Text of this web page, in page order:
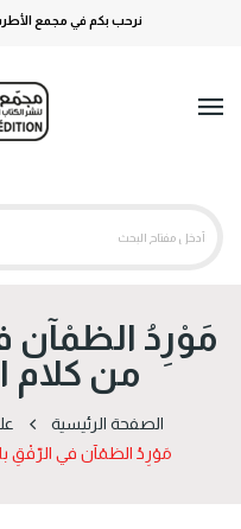
نرحب بكم في مجمع
مَوْرِدُ الظمْآن
من كلام
الصفحة الرئيسية
مَوْرِدُ الظمْآن في الرّفْقِ